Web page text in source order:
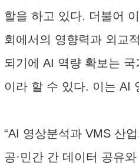
할을 하고 있다. 더불어
회에서의 영향력과 외교
되기에 AI 역량 확보는
이라 할 수 있다. 이는 AI
“AI 영상분석과 VMS 산
공·민간 간 데이터 공유